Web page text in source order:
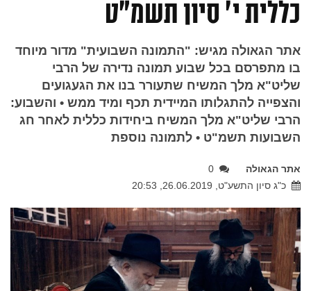
כללית י' סיון תשמ"ט
אתר הגאולה מגיש: "התמונה השבועית" מדור מיוחד
בו מתפרסם בכל שבוע תמונה נדירה של הרבי
שליט"א מלך המשיח שתעורר בנו את הגעגועים
והצפייה להתגלותו המיידית תכף ומיד ממש • והשבוע:
הרבי שליט"א מלך המשיח ביחידות כללית לאחר חג
השבועות תשמ"ט • לתמונה נוספת
אתר הגאולה
0
כ"ג סיון התשע"ט, 26.06.2019, 20:53